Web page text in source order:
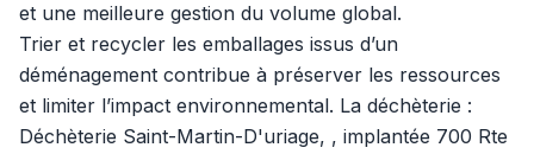
et une meilleure gestion du volume global.
Trier et recycler les emballages issus d’un
déménagement contribue à préserver les ressources
et limiter l’impact environnemental. La déchèterie :
Déchèterie Saint-Martin-D'uriage, , implantée 700 Rte